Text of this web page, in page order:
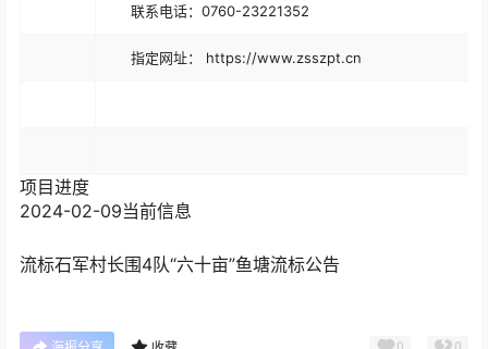
联系电话：0760-23221352
指定网址： https://www.zsszpt.cn
项目进度
2024-02-09当前信息
流标石军村长围4队“六十亩”鱼塘流标公告